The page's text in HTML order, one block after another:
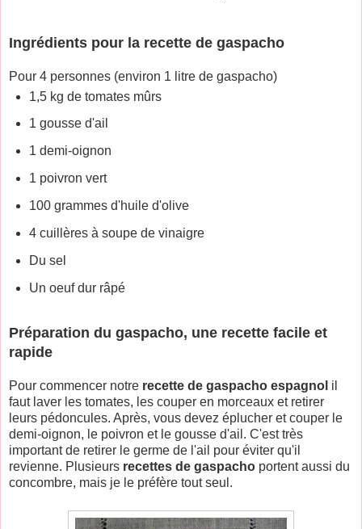
Ingrédients pour la recette de gaspacho
Pour 4 personnes (environ 1 litre de gaspacho)
1,5 kg de tomates mûrs
1 gousse d'ail
1 demi-oignon
1 poivron vert
100 grammes d'huile d'olive
4 cuillères à soupe de vinaigre
Du sel
Un oeuf dur râpé
Préparation du gaspacho, une recette facile et
rapide
Pour commencer notre recette de gaspacho espagnol il
faut laver les tomates, les couper en morceaux et retirer
leurs pédoncules. Après, vous devez éplucher et couper le
demi-oignon, le poivron et le gousse d'ail. C'est très
important de retirer le germe de l'ail pour éviter qu'il
revienne. Plusieurs recettes de gaspacho portent aussi du
concombre, mais je le préfère tout seul.